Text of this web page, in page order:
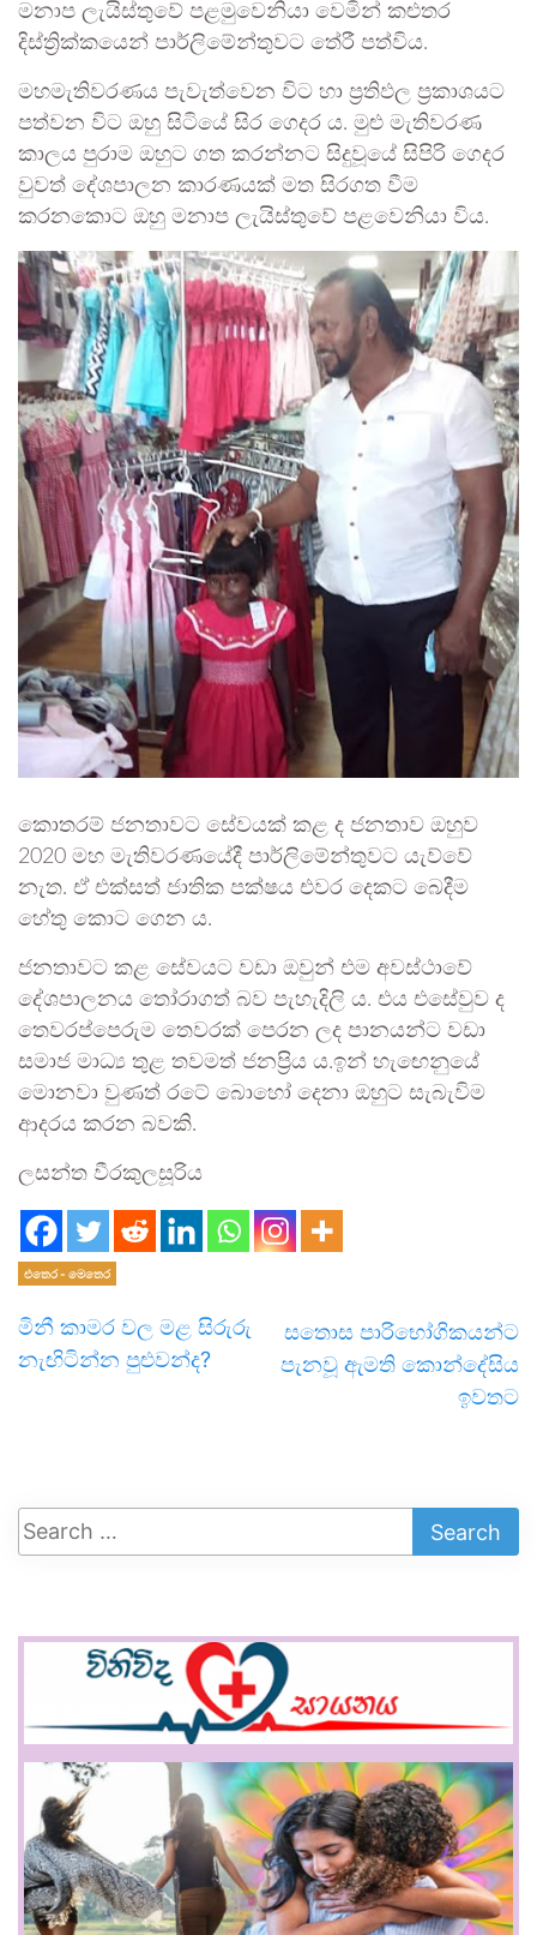
මනාප ලැයිස්තුවේ පළමුවෙනියා වෙමින් කළුතර
දිස්ත්‍රික්කයෙන් පාර්ලිමේන්තුවට තේරී පත්විය.
මහමැතිවරණය පැවැත්වෙන විට හා ප්‍රතිඵල ප්‍රකාශයට
පත්වන විට ඔහු සිටියේ සිර ගෙදර ය. මුළු මැතිවරණ
කාලය පුරාම ඔහුට ගත කරන්නට සිදුවූයේ සිපිරි ගෙදර
වුවත් දේශපාලන කාරණයක් මත සිරගත වීම
කරනකොට ඔහු මනාප ලැයිස්තුවේ පළවෙනියා විය.
කොතරම් ජනතාවට සේවයක් කළ ද ජනතාව ඔහුව
2020 මහ මැතිවරණයේදී පාර්ලිමේන්තුවට යැව්වේ
නැත. ඒ එක්සත් ජාතික පක්ෂය එවර දෙකට බෙදීම
හේතු කොට ගෙන ය.
ජනතාවට කළ සේවයට වඩා ඔවුන් එම අවස්ථාවේ
දේශපාලනය තෝරාගත් බව පැහැදිලි ය. එය එසේවුව ද
තෙවරප්පෙරුම තෙවරක් පෙරන ලද පානයන්ට වඩා
සමාජ මාධ්‍ය තුළ තවමත් ජනප්‍රිය ය.ඉන් හැඟෙනුයේ
මොනවා වුණත් රටේ බොහෝ දෙනා ඔහුට සැබැවිම
ආදරය කරන බවකි.
ලසන්ත වීරකුලසූරිය
එතෙර - මෙතෙර
මිනී කාමර වල මළ සිරුරු
නැඟිටින්න පුළුවන්ද?
සතොස පාරිභෝගිකයන්ට
පැනවූ ඇමති කොන්දේසිය
ඉවතට